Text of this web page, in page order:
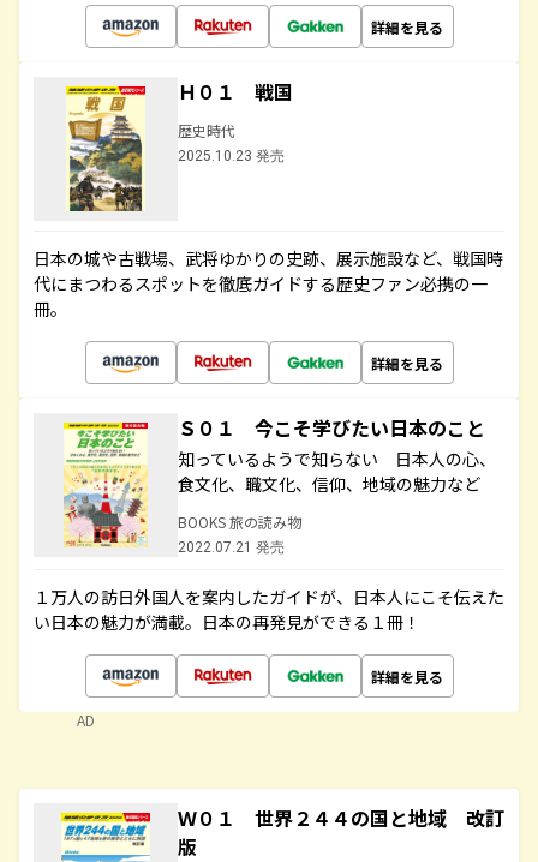
詳細を見る
Ｈ０１ 戦国
歴史時代
2025.10.23 発売
日本の城や古戦場、武将ゆかりの史跡、展示施設など、戦国時
代にまつわるスポットを徹底ガイドする歴史ファン必携の一
冊。
詳細を見る
Ｓ０１ 今こそ学びたい日本のこと
知っているようで知らない 日本人の心、
食文化、職文化、信仰、地域の魅力など
BOOKS 旅の読み物
2022.07.21 発売
１万人の訪日外国人を案内したガイドが、日本人にこそ伝えた
い日本の魅力が満載。日本の再発見ができる１冊！
詳細を見る
AD
Ｗ０１ 世界２４４の国と地域 改訂
版